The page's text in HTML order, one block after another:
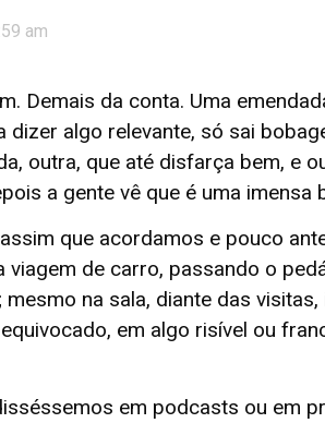
am
Demais da conta. Uma
algo relevante, só sai
outra, que até disfarça bem, e
a gente vê que é uma imensa
que acordamos e pouco
viagem de carro, passando o
na sala, diante das
em algo risível ou
em podcasts ou em